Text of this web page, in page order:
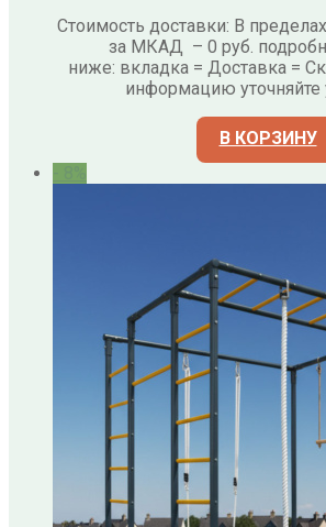
Стоимость доставки: В
за МКАД – 0 руб.
ниже: вкладка = Доставка =
информацию уточняйте
В КОРЗИНУ